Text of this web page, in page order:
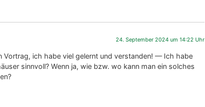
24. September 2024 um 14:22 Uhr
Vor­trag, ich habe viel gelernt und ver­stan­den! — Ich habe
sinn­voll? Wenn ja, wie bzw. wo kann man ein sol­ches